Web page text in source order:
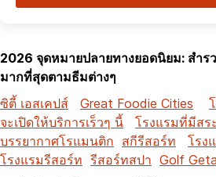
2026 จุดหมายปลายทางยอดนิยม: สำ
มากที่สุดตามธีมต่างๆ
ซิตี้ เอสเคปส์
Great Foodie Cities
จะเปิดให้บริการเร็วๆ นี้
โรงแรมที่มีสร
บรรยากาศโรแมนติก สกีรีสอร์ท
โรง
โรงแรมรีสอร์ท รีสอร์ทสปา Golf